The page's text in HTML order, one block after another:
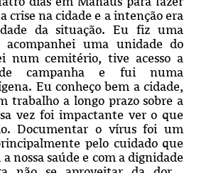
crise na cidade e a intenção era
da situação. Eu fiz uma
acompanhei uma unidade do
num cemitério, tive acesso a
campanha e fui numa
Eu conheço bem a cidade,
trabalho a longo prazo sobre a
vez foi impactante ver o que
Documentar o vírus foi um
pelo cuidado que
nossa saúde e com a dignidade